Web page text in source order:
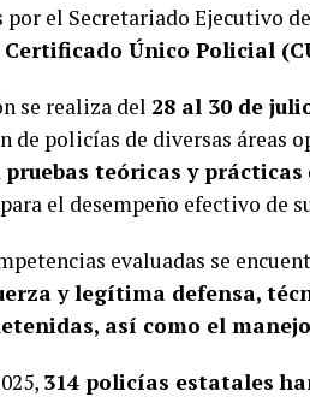
por el Secretariado Ejecutivo
Certificado Único Policial
se realiza del 28 al 30 de
de policías de diversas áreas
pruebas teóricas y prácticas
el desempeño efectivo de
evaluadas se
y legítima defensa,
así como el
314 policías estatales